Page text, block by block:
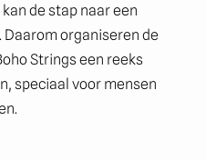
de stap naar een
organiseren de
Strings een reeks
speciaal voor mensen